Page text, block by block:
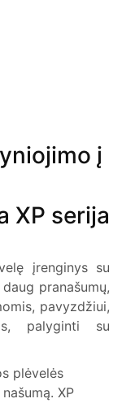
į
XP serija
įrenginys su
pranašumų,
pavyzdžiui,
palyginti su
plėvelės
XP